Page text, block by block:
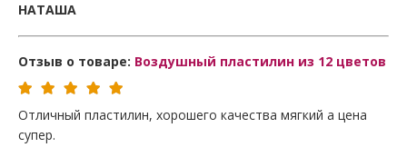
НАТАША
Отзыв о товаре: Воздушный пластилин из 12 цветов
Отличный пластилин, хорошего качества мягкий а цена
супер.